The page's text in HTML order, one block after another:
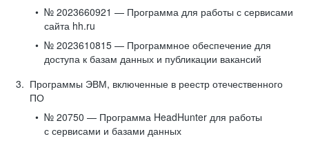
№ 2023660921 — Программа для работы с сервисами
сайта hh.ru
№ 2023610815 — Программное обеспечение для
доступа к базам данных и публикации вакансий
Программы ЭВМ, включенные в реестр отечественного
ПО
№ 20750 — Программа HeadHunter для работы
с сервисами и базами данных